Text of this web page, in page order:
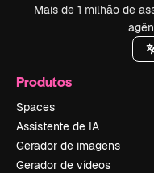
Mais de 1 milhão de
Produtos
Spaces
Assistente de IA
Gerador de imagens
Gerador de vídeos